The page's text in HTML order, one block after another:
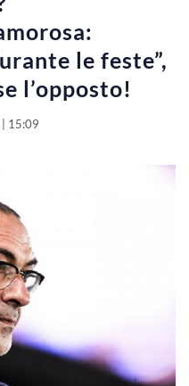
le feste”,
l’opposto!
15:09